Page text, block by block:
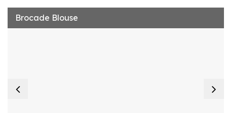
Brocade Blouse